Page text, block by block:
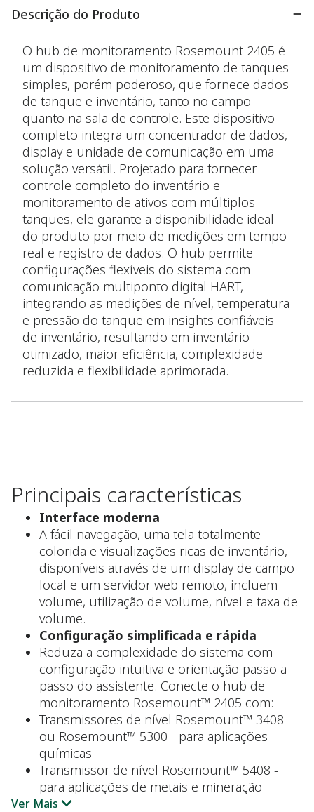
Descrição do Produto
O hub de monitoramento Rosemount 2405 é
um dispositivo de monitoramento de tanques
simples, porém poderoso, que fornece dados
de tanque e inventário, tanto no campo
quanto na sala de controle. Este dispositivo
completo integra um concentrador de dados,
display e unidade de comunicação em uma
solução versátil. Projetado para fornecer
controle completo do inventário e
monitoramento de ativos com múltiplos
tanques, ele garante a disponibilidade ideal
do produto por meio de medições em tempo
real e registro de dados. O hub permite
configurações flexíveis do sistema com
comunicação multiponto digital HART,
integrando as medições de nível, temperatura
e pressão do tanque em insights confiáveis
de inventário, resultando em inventário
otimizado, maior eficiência, complexidade
reduzida e flexibilidade aprimorada.
Principais características
Interface moderna
A fácil navegação, uma tela totalmente
colorida e visualizações ricas de inventário,
disponíveis através de um display de campo
local e um servidor web remoto, incluem
volume, utilização de volume, nível e taxa de
volume.
Configuração simplificada e rápida
Reduza a complexidade do sistema com
configuração intuitiva e orientação passo a
passo do assistente. Conecte o hub de
monitoramento Rosemount™ 2405 com:
Transmissores de nível Rosemount™ 3408
ou Rosemount™ 5300 - para aplicações
químicas
Transmissor de nível Rosemount™ 5408 -
para aplicações de metais e mineração
Ver Mais